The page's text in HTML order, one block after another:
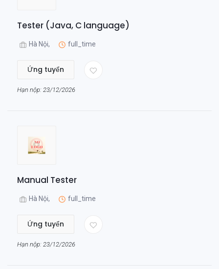
Tester (Java, C language)
Hà Nội, full_time
Ứng tuyển
Hạn nộp: 23/12/2026
Manual Tester
Hà Nội, full_time
Ứng tuyển
Hạn nộp: 23/12/2026